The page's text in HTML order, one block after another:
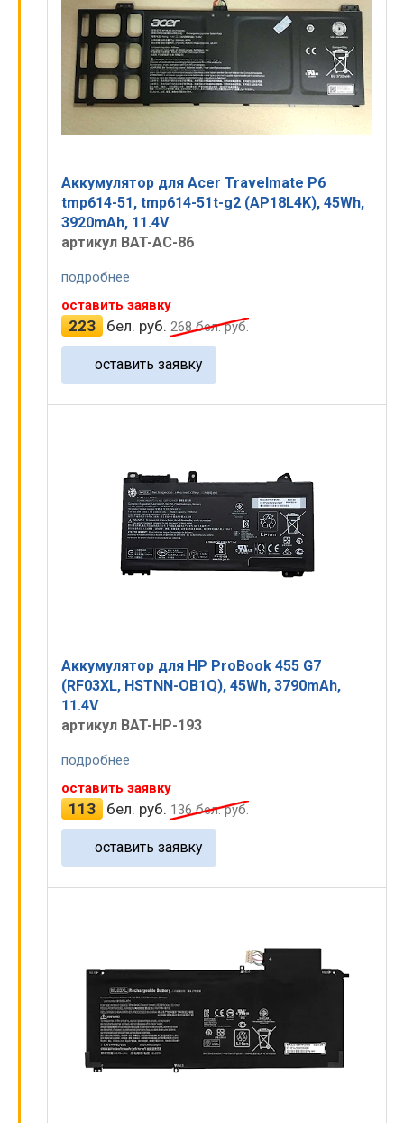
Аккумулятор для Acer Travelmate P6
tmp614-51, tmp614-51t-g2 (AP18L4K), 45Wh,
3920mAh, 11.4V
артикул BAT-AC-86
подробнее
оставить заявку
223 бел. руб. 268бел. руб.
оставить заявку
Аккумулятор для HP ProBook 455 G7
(RF03XL, HSTNN-OB1Q), 45Wh, 3790mAh,
11.4V
артикул BAT-HP-193
подробнее
оставить заявку
113 бел. руб. 136бел. руб.
оставить заявку